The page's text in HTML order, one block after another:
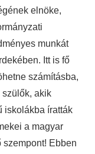
elnöke,
munkát
Itt is fő
számításba,
szülők, akik
iskolákba íratták
a magyar
Ebben